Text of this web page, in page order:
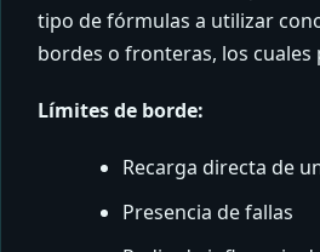
tipo de fórmulas a utilizar
bordes o fronteras, los cuales
Límites de borde:
Recarga directa de
Presencia de fallas